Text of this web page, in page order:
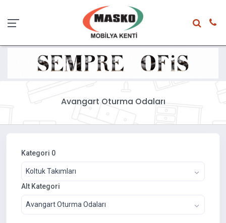
Avangart Oturma Odaları
Kategori 0
Koltuk Takımları
Alt Kategori
Avangart Oturma Odaları